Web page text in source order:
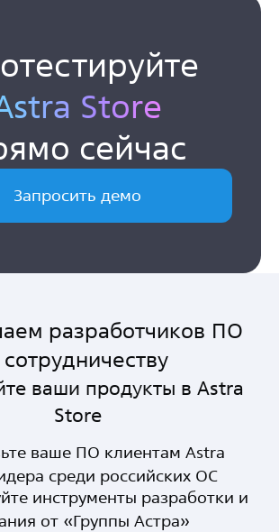
Store
сейчас
Запросить демо
разработчиков ПО
сотрудничеству
ваши продукты в Astra
Store
ваше ПО клиентам Astra
среди российских ОС
инструменты разработки и
от «Группы Астра»